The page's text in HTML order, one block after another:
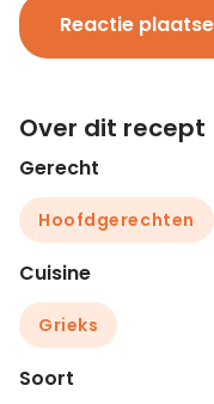
Reactie
Over dit recept
Gerecht
Hoofdgerechten
Cuisine
Grieks
Soort